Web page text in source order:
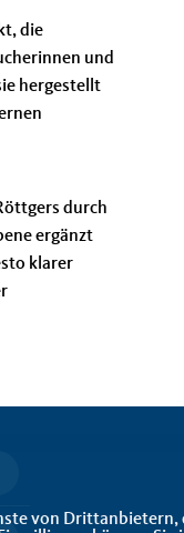
die
und
hergestellt
durch
ergänzt
klarer
von Drittanbietern,